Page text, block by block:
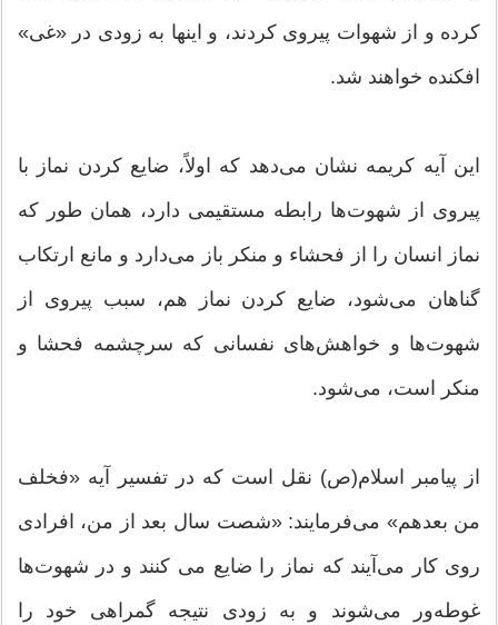
کرده و از شهوات پیروی کردند، و اینها به زودی در «غی»
افکنده خواهند شد.
این آیه کریمه نشان می‌دهد که اولاً، ضایع کردن نماز با
پیروی از شهوت‌ها رابطه مستقیمی دارد، همان طور که
نماز انسان را از فحشاء و منکر باز می‌دارد و مانع ارتکاب
گناهان می‌شود، ضایع کردن نماز هم، سبب پیروی از
شهوت‌ها و خواهش‌های نفسانی که سرچشمه فحشا و
منکر است، می‌شود.
از پیامبر اسلام(ص) نقل است که در تفسیر آیه «فخلف
من بعدهم» می‌فرمایند: «شصت سال بعد از من، افرادی
روی کار می‌آیند که نماز را ضایع می کنند و در شهوت‌ها
غوطه‌ور می‌شوند و به زودی نتیجه گمراهی خود را